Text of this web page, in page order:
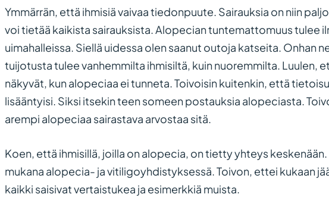
Ymmärrän, että ihmisiä vaivaa tiedonpuute. Sairauksia on niin
voi tietää kaikista sairauksista. Alopecian tuntemattomuus tulee
uimahalleissa. Siellä uidessa olen saanut outoja katseita. Onhan
tuijotusta tulee vanhemmilta ihmisiltä, kuin nuoremmilta. Luulen,
näkyvät, kun alopeciaa ei tunneta. Toivoisin kuitenkin, että
lisääntyisi. Siksi itsekin teen someen postauksia alopeciasta.
arempi alopeciaa sairastava arvostaa sitä.
Koen, että ihmisillä, joilla on alopecia, on tietty yhteys keskenään.
mukana alopecia- ja vitiligoyhdistyksessä. Toivon, ettei kukaan
kaikki saisivat vertaistukea ja esimerkkiä muista.